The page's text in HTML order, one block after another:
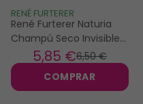
RENÉ FURTERER
René Furterer Naturia
Champú Seco Invisible
75ml
6,50 €
5,85 €
COMPRAR